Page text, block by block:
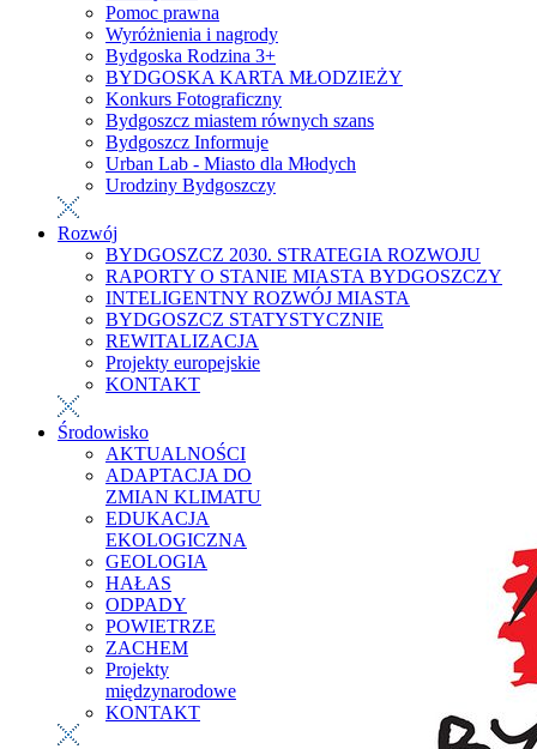
Pomoc prawna
Wyróżnienia i nagrody
Bydgoska Rodzina 3+
BYDGOSKA KARTA MŁODZIEŻY
Konkurs Fotograficzny
Bydgoszcz miastem równych szans
Bydgoszcz Informuje
Urban Lab - Miasto dla Młodych
Urodziny Bydgoszczy
Rozwój
BYDGOSZCZ 2030. STRATEGIA ROZWOJU
RAPORTY O STANIE MIASTA BYDGOSZCZY
INTELIGENTNY ROZWÓJ MIASTA
BYDGOSZCZ STATYSTYCZNIE
REWITALIZACJA
Projekty europejskie
KONTAKT
Środowisko
AKTUALNOŚCI
ADAPTACJA DO
ZMIAN KLIMATU
EDUKACJA
EKOLOGICZNA
GEOLOGIA
HAŁAS
ODPADY
POWIETRZE
ZACHEM
Projekty
międzynarodowe
KONTAKT